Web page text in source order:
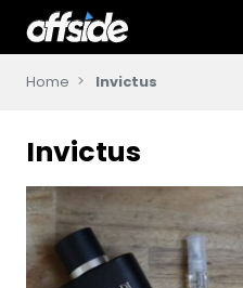
Home Invictus
Invictus